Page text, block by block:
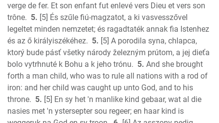
Titus
Philemon
Hebrews
James
1 Peter
2 Peter
1 John
2 John
3 John
verge de fer. Et son enfant fut enlevé vers Dieu et vers son
trône. 5. [5] És szűle fiú-magzatot, a ki vasvesszővel
legeltet minden nemzetet; és ragadtaték annak fia Istenhez
és az ő királyiszékéhez. 5. [5] A porodila syna, chlapca,
ktorý bude pásť všetky národy železným prútom, a jej dieťa
bolo vytrhnuté k Bohu a k jeho trónu. 5. And she brought
forth a man child, who was to rule all nations with a rod of
iron: and her child was caught up unto God, and to his
throne. 5. [5] En sy het 'n manlike kind gebaar, wat al die
nasies met 'n ystersepter sou regeer; en haar kind is